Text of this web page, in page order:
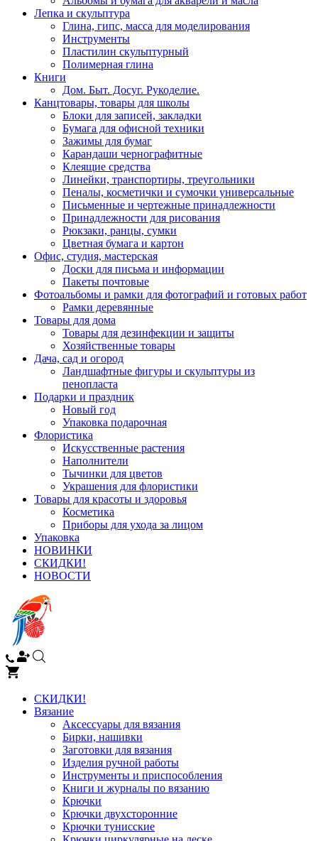
Лепка и скульптура
Глина, гипс, масса для моделирования
Инструменты
Пластилин скульптурный
Полимерная глина
Книги
Дом. Быт. Досуг. Рукоделие.
Канцтовары, товары для школы
Блоки для записей, закладки
Бумага для офисной техники
Зажимы для бумаг
Карандаши чернографитные
Клеящие средства
Линейки, транспортиры, треугольники
Пеналы, косметички и сумочки универсальные
Письменные и чертежные принадлежности
Принадлежности для рисования
Рюкзаки, ранцы, сумки
Цветная бумага и картон
Офис, студия, мастерская
Доски для письма и информации
Пакеты почтовые
Фотоальбомы и рамки для фотографий и готовых работ
Рамки деревянные
Товары для дома
Товары для дезинфекции и защиты
Хозяйственные товары
Дача, сад и огород
Ландшафтные фигуры и скульптуры из
пенопласта
Подарки и праздник
Новый год
Упаковка подарочная
Флористика
Искусственные растения
Наполнители
Тычинки для цветов
Украшения для флористики
Товары для красоты и здоровья
Косметика
Приборы для ухода за лицом
Упаковка
НОВИНКИ
СКИДКИ!
НОВОСТИ
СКИДКИ!
Вязание
Аксессуары для вязания
Бирки, нашивки
Заготовки для вязания
Изделия ручной работы
Инструменты и приспособления
Книги и журналы по вязанию
Крючки
Крючки двухсторонние
Крючки тунисские